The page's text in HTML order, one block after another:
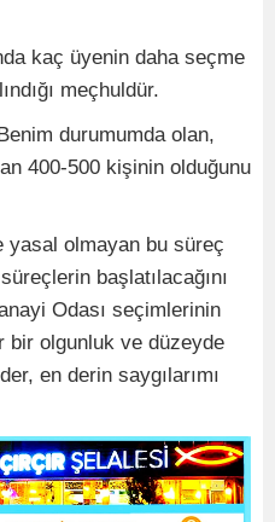
kaç üyenin daha seçme
meçhuldür.
durumumda olan,
400-500 kişinin olduğunu
yasal olmayan bu süreç
başlatılacağını
Odası seçimlerinin
bir olgunluk ve düzeyde
en derin saygılarımı